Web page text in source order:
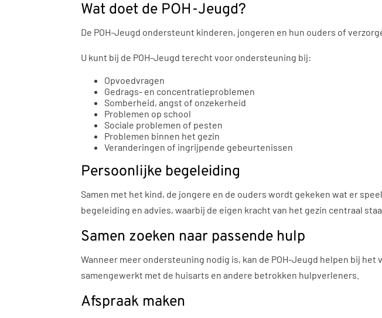
Wat doet de POH-Jeugd?
De POH-Jeugd ondersteunt kinderen, jongeren en hun ouders of
U kunt bij de POH-Jeugd terecht voor ondersteuning bij:
Opvoedvragen
Gedrags- en concentratieproblemen
Somberheid, angst of onzekerheid
Problemen op school
Sociale problemen of pesten
Problemen binnen het gezin
Veranderingen of ingrijpende gebeurtenissen
Persoonlijke begeleiding
Samen met het kind, de jongere en de ouders wordt gekeken wat er
begeleiding en advies, waarbij de eigen kracht van het gezin centraal
Samen zoeken naar passende hulp
Wanneer meer ondersteuning nodig is, kan de POH-Jeugd helpen bij
samengewerkt met de huisarts en andere betrokken hulpverleners.
Afspraak maken